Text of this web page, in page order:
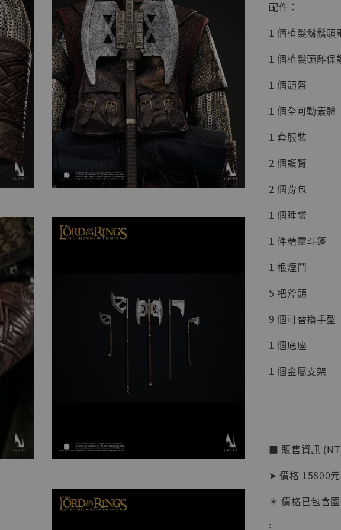
【店內
NT$ 1,870
【現
可動
彈飛
子
配件：
1 個植髮鬍鬚頭
1 個植髮頭雕保
1 個頭盔
1 個全可動素體
1 套服裝
2 個護臂
2 個背包
1 個睡袋
1 件精靈斗篷
1 根煙鬥
5 把斧頭
9 個可替換手型
1 個底座
1 個金屬支架
■ 販售資訊
➤ 價格 15800
＊ 價格已包含
⁝